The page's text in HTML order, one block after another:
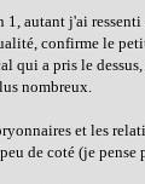
autant j'ai
confirme le
qui a pris le
nombreux.
et les
de coté (je